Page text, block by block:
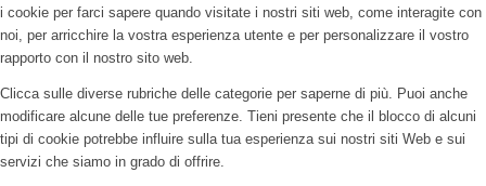
i cookie per farci sapere quando visitate i nostri siti web, come interagite con
noi, per arricchire la vostra esperienza utente e per personalizzare il vostro
rapporto con il nostro sito web.
Clicca sulle diverse rubriche delle categorie per saperne di più. Puoi anche
modificare alcune delle tue preferenze. Tieni presente che il blocco di alcuni
tipi di cookie potrebbe influire sulla tua esperienza sui nostri siti Web e sui
servizi che siamo in grado di offrire.